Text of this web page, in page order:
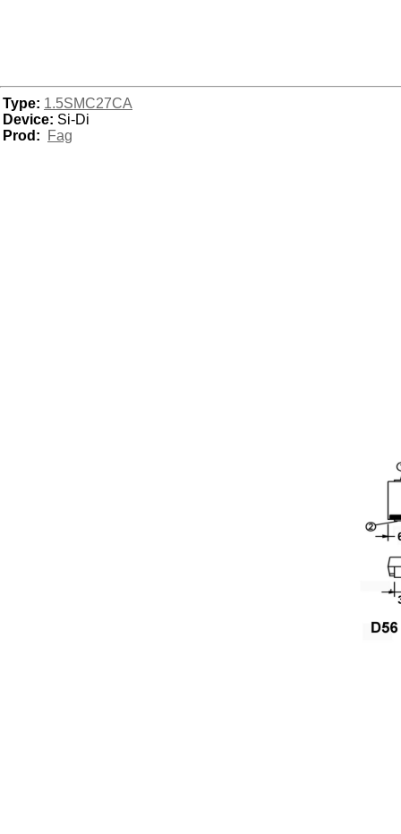
Type: 1.5SMC27CA
Device: Si-Di
Prod:
Fag